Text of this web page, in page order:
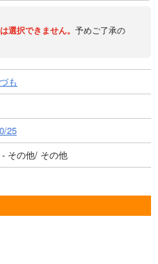
は選択できません。 予めご了承の
も
25
- その他/ その他